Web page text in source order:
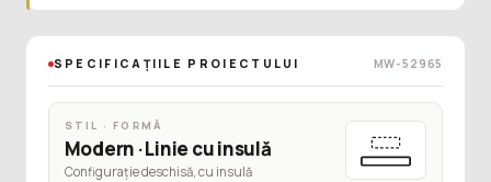
SPECIFICAȚIILE PROIECTULUI MW-52965
STIL · FORMĂ
Modern · Linie cu insulă
Configurație deschisă, cu insulă